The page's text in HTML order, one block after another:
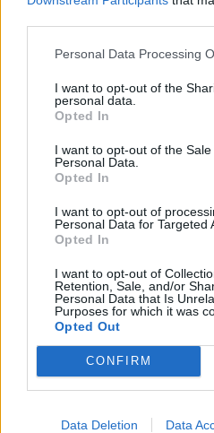
Personal Data Processing
I want to opt-out of the
personal data.
Opted In
I want to opt-out of the
Personal Data.
Opted In
I want to opt-out of
Personal Data for Targeted
Opted In
I want to opt-out of
Retention, Sale, and/or
Personal Data that Is
Purposes for which it was
Opted Out
CONFIRM
Data Deletion Data
Αποδέχομαι τους
και την πολιτική
X